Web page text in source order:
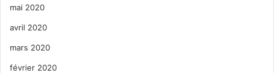
mai 2020
avril 2020
mars 2020
février 2020